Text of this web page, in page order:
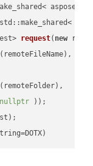
request( new
nullptr ))